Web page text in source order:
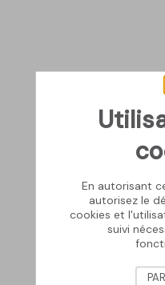
En autorisant
autorisez le
cookies et
suivi